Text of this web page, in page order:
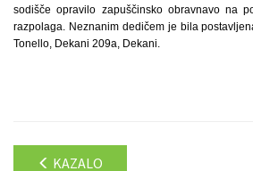
sodišče opravilo zapuščinsko obravnavo na
razpolaga. Neznanim dedičem je bila
Tonello, Dekani 209a, Dekani.
KAZALO